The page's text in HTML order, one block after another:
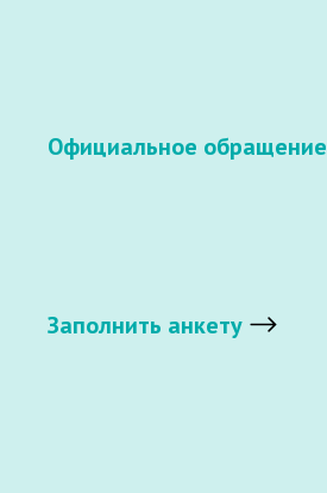
Официальное обращение
Заполнить анкету